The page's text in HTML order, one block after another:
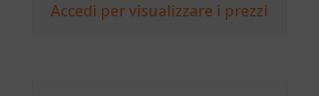
Accedi per visualizzare i prezzi